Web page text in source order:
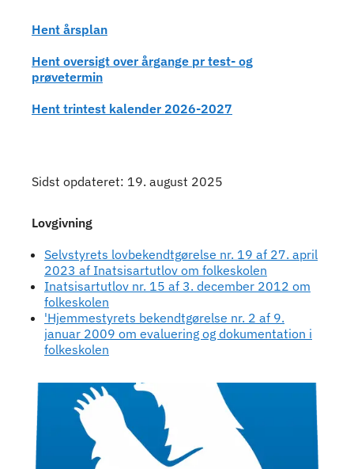
Hent årsplan
Hent oversigt over årgange pr test- og
prøvetermin
Hent trintest kalender 2026-2027
Sidst opdateret: 19. august 2025
Lovgivning
Selvstyrets lovbekendtgørelse nr. 19 af 27. april
2023 af Inatsisartutlov om folkeskolen
Inatsisartutlov nr. 15 af 3. december 2012 om
folkeskolen
'Hjemmestyrets bekendtgørelse nr. 2 af 9.
januar 2009 om evaluering og dokumentation i
folkeskolen
Kontaktpersoner